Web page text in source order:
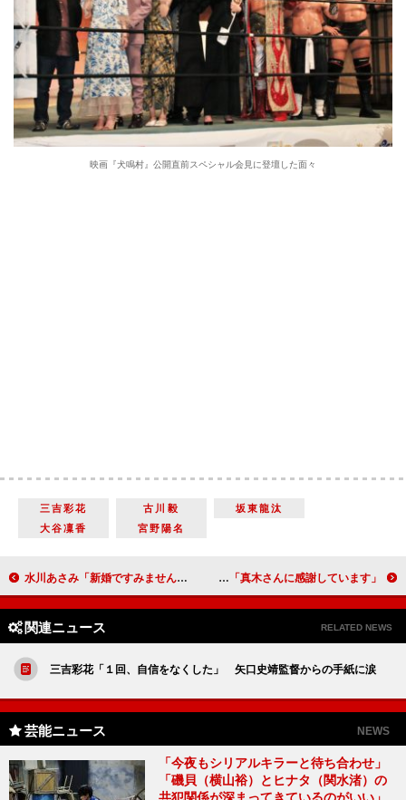
映画『犬鳴村』公開直前スペシャル会見に登壇した面々
三吉彩花 古川毅
坂東龍汰
大谷凜香
宮野陽名
水川あさみ「新婚ですみませんと頭を下げた」 結婚後の初仕事で“婚活女子”役に挑戦 真木よう子「母親との確執が少なからずある」 上白石萌歌「真木さんに感謝しています」
関連ニュース RELATED NEWS
三吉彩花「１回、自信をなくした」 矢口史靖監督からの手紙に涙
芸能ニュース NEWS
「今夜もシリアルキラーと待ち合わせ」
「磯貝（横山裕）とヒナタ（関水渚）の